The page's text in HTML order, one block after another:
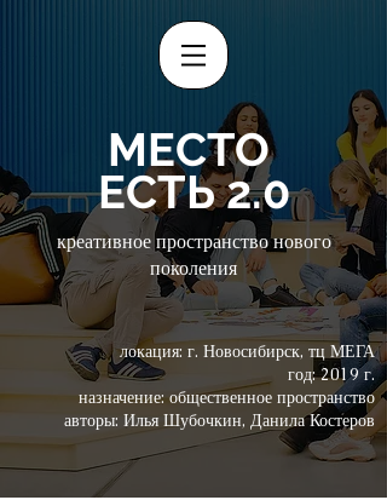
МЕСТО
ЕСТЬ 2.0
креативное пространство нового
поколения
локация: г. Новосибирск, тц МЕГА
год: 2019 г.
назначение: общественное пространство
авторы: Илья Шубочкин, Данила Костеров